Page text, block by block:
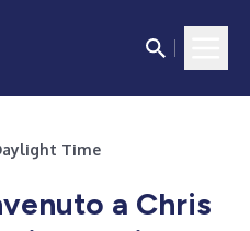
Time
a Chris